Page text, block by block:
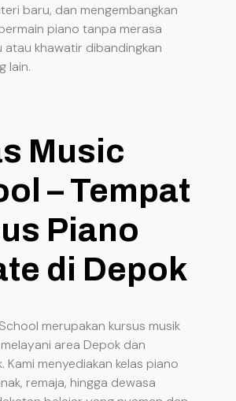
baru, dan mengembangkan
piano tanpa merasa
khawatir dibandingkan
lain.
Music
– Tempat
Piano
di Depok
merupakan kursus musik
area Depok dan
Kami menyediakan kelas piano
remaja, hingga dewasa